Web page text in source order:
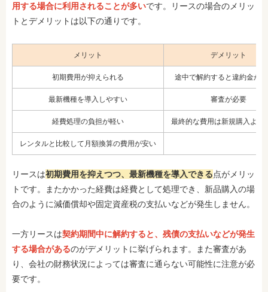
用する場合に利用されることが多いです。リースの場合のメリッ
トとデメリットは以下の通りです。
メリット デメリット
初期費用が抑えられる 途中で解約すると違約金が
最新機種を導入しやすい 審査が必要
経費処理の負担が軽い 最終的な費用は新規購入より
レンタルと比較して月額換算の費用が安い
リースは初期費用を抑えつつ、最新機種を導入できる点がメリッ
トです。またかかった経費は経費として処理でき、新品購入の場
合のように減価償却や固定資産税の支払いなどが発生しません。
一方リースは契約期間中に解約すると、残債の支払いなどが発生
する場合があるのがデメリットに挙げられます。また審査があ
り、会社の財務状況によっては審査に通らない可能性に注意が必
要です。